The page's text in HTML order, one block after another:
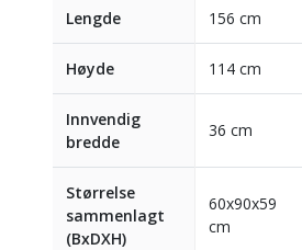
Lengde 156 cm
Høyde 114 cm
Innvendig
bredde
36 cm
Størrelse
sammenlagt
(BxDXH)
60x90x59
cm